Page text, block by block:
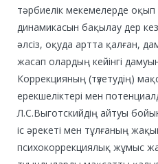
тәрбиелік мекемелерде оқып
динамикасын бақылау дер
әлсіз, оқуда артта қалған,
жасап олардың кейінгі
Коррекцияның (түзетудің)
ерекшеліктері мен
Л.С.Выготскийдің айтуы
іс әрекеті мен тұлғаның
психокоррекциялық жұмыс